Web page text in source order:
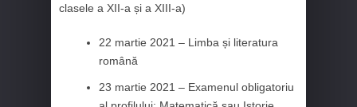
clasele a XII-a și a XIII-a)
22 martie 2021 – Limba și literatura
română
23 martie 2021 – Examenul obligatoriu